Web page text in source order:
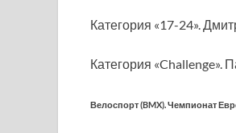
Категория «17-24».
Категория
Велоспорт (BMX). Чемпионат